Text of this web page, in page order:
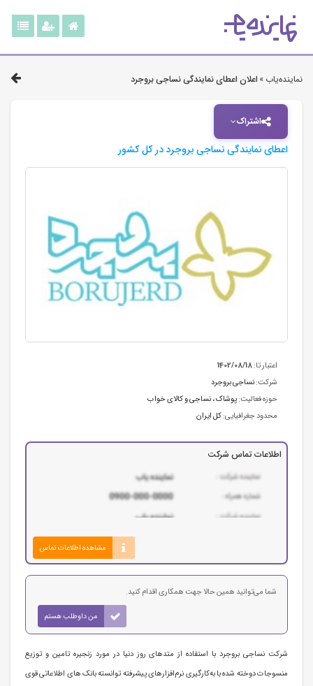
نماینده‌یاب » اعلان اعطای نمایندگی نساجی بروجرد
اشتراک
اعطای نمایندگی نساجی بروجرد در کل کشور
اعتبار تا:1402/08/18
شرکت:نساجی بروجرد
حوزه فعالیت:پوشاک ، نساجی و کالای خواب
محدود جغرافیایی:کل ایران
اطلاعات تماس شرکت
مشاهده اطلاعات تماس
شما می‌توانید همین حالا جهت همکاری اقدام کنید.
من داوطلب هستم
شرکت نساجی بروجرد با استفاده از متدهای روز دنیا در مورد زنجیره تامین و توزیع
منسوجات دوخته شده با به‌کارگیری نرم‌افزارهای پیشرفته توانسته بانک های اطلاعاتی قوی